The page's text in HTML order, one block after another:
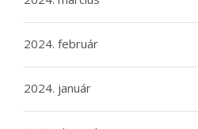
2024. február
2024. január